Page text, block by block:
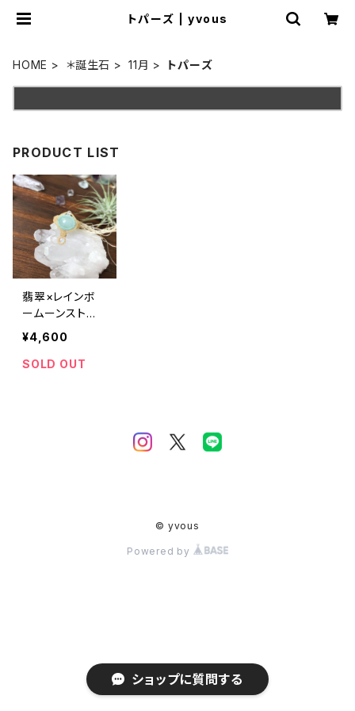
トパーズ | yvous
HOME ＊誕生石 11月 トパーズ
PRODUCT LIST
翡翠×レインボ
ームーンストー
ン＊マクラメリン
¥4,600
SOLD OUT
© yvous
Powered by
ショップに質問する